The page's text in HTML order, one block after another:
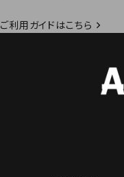
ご利用ガイドはこちら